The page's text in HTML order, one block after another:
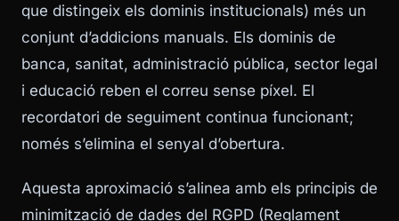
que distingeix els dominis institucionals) més un
conjunt d’addicions manuals. Els dominis de
banca, sanitat, administració pública, sector legal
i educació reben el correu sense píxel. El
recordatori de seguiment continua funcionant;
només s’elimina el senyal d’obertura.
Aquesta aproximació s’alinea amb els principis de
minimització de dades del RGPD (Reglament